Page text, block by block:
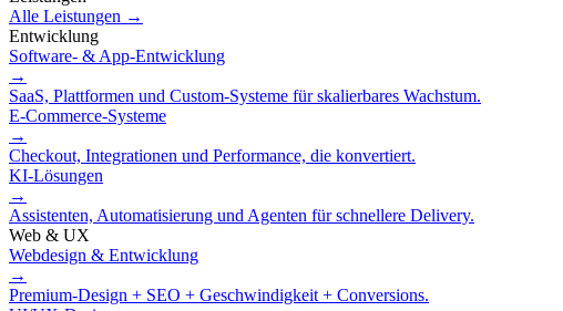
Alle Leistungen →
Entwicklung
Software- & App-Entwicklung
→
SaaS, Plattformen und Custom-Systeme für skalierbares Wachstum.
E-Commerce-Systeme
→
Checkout, Integrationen und Performance, die konvertiert.
KI-Lösungen
→
Assistenten, Automatisierung und Agenten für schnellere Delivery.
Web & UX
Webdesign & Entwicklung
→
Premium-Design + SEO + Geschwindigkeit + Conversions.